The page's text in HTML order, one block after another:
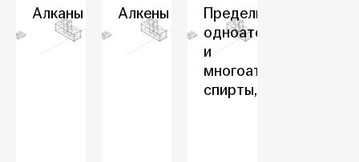
Алканы Алкены
Предельные
одноатомные
и
многоатомные
спирты, фенол